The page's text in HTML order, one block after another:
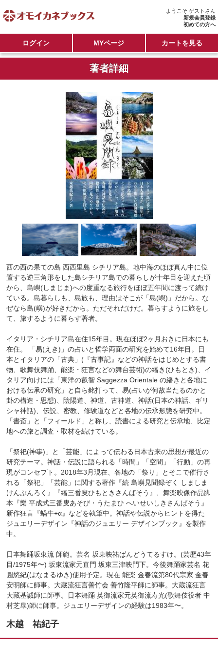
ようこそ ゲストさん
新規会員登録
初めての方へ
ログイン MYページ カートを見る
著者詳細
西の西の果ての島 西西里島 シチリア島。地中海のほぼ真ん中に位
置する逆三角形をした島シチリア島での暮らしが十年目を迎えた頃
から、島嶼(しまじま)への度重なる旅行をほぼ五年間に渡って続け
ている。島暮らしも、島旅も、理由はそこが「島(嶼)」だから。な
ぜなら島(嶼)が好きだから。ただそれだけだ。暮らすように旅をし
て、旅するように暮らす著者。
イタリア・シチリア島在住15年⽬。現在ほぼ2ヶ⽉おきに⽇本にも
在住。 「易(えき)」の占いと哲学両⾯の研究を始めて16年⽬。⽇
本とイタリアの「古典」(『古事記』などの神話をはじめとする書
物、歌舞伎舞踊、能楽・狂⾔などの舞台芸術)の繙き(ひもとき)、イ
タリア向けには「東洋の叡智 Saggezza Orientale の繙きと各地に
おける伝承の研究」と⾃ら銘打って、易(占いが何故当たるのかと
卦の構造・思想)、陰陽道、神道、古神道、神話(⽇本の神話、ギリ
シャ神話)、伝説、密教、修験道などと各地の伝承形態を研究中。
「書斎」と「フィールド」と称し、読書による研究と伝承地、⽐定
地への旅と調査・取材を続けている。
「祭祀(神事)」と「芸能」によって伝わる⽇本古来の思想が最近の
研究テーマ。神話・伝説に語られる「時間」「空間」「⾏動」の再
現がコンセプト。2018年3⽉現在、各地の「祭り」とそこで催⾏さ
れる「祭祀」「芸能」に関する著作『続 島嶼⾒聞録ぞく しましま
けんぶんろく』『繙三番叟ひもときさんばそう』、舞楽映像作品脚
本『樂 平成式三番叟あそび・うたまひ へいせいしきさんばそう』
新作狂⾔『蝸⽜+α』などを執筆中。神話や伝説からヒントを得た
ジュエリーデザイン『神話のジュエリー デザインブック』を製作
中。
⽇本舞踊坂東流 師範。芸名 坂東映祐ばんどうてるすけ。(芸歴43年
⽬/1975年〜) 坂東流家元直⾨ 坂東三津映⾨下。今後舞踊家芸名 花
圓悠紀(はなまるゆき)使⽤予定。現在 能楽 ⾦春流第80代宗家 ⾦春
安明師に師事。⼤蔵流狂⾔善⽵会 善⽵隆平師に師事。⼤蔵流狂⾔
⼤藏基誠師に師事。⽇本舞踊 英御流家元英御流寿光(歌舞伎役者 中
村芝皐)師に師事。ジュエリーデザインの経験は1983年〜。
木越 祐紀子